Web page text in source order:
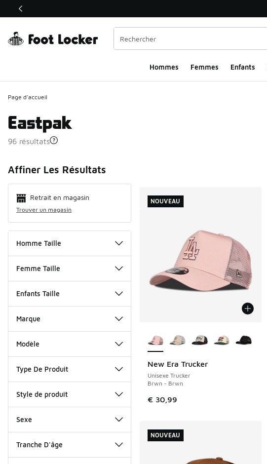
Ce lien ouvrira une nouvelle fenêtre
Hommes​ Femmes Enfants
Page d'accueil
Eastpak
96 résultats
Affiner Les Résultats
Retrait en magasin
Trouver un magasin
Homme Taille
Femme Taille
Enfants Taille
Marque
Modèle
Type De Produit
Style de produit
Sexe
Tranche D'âge
New Era Trucker
Unisexe Trucker
Brwn - Brwn
€ 30,99
NOUVEAU
NOUVEAU
NOUVEAU